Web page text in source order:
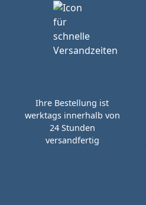
Ihre Bestellung ist
werktags innerhalb von
24 Stunden
versandfertig